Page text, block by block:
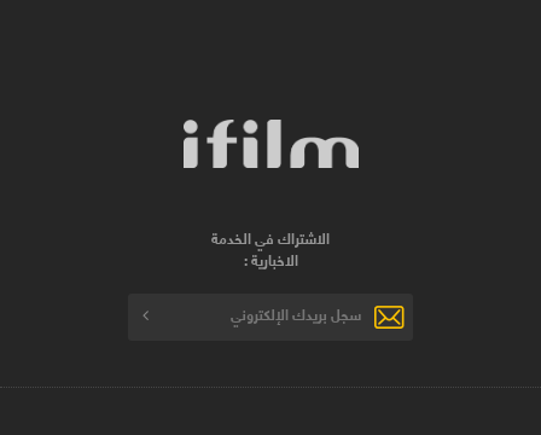
الاشتراك في الخدمة
الاخبارية :